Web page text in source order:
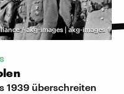
/ akg-images | akg-images
1939 überschreiten